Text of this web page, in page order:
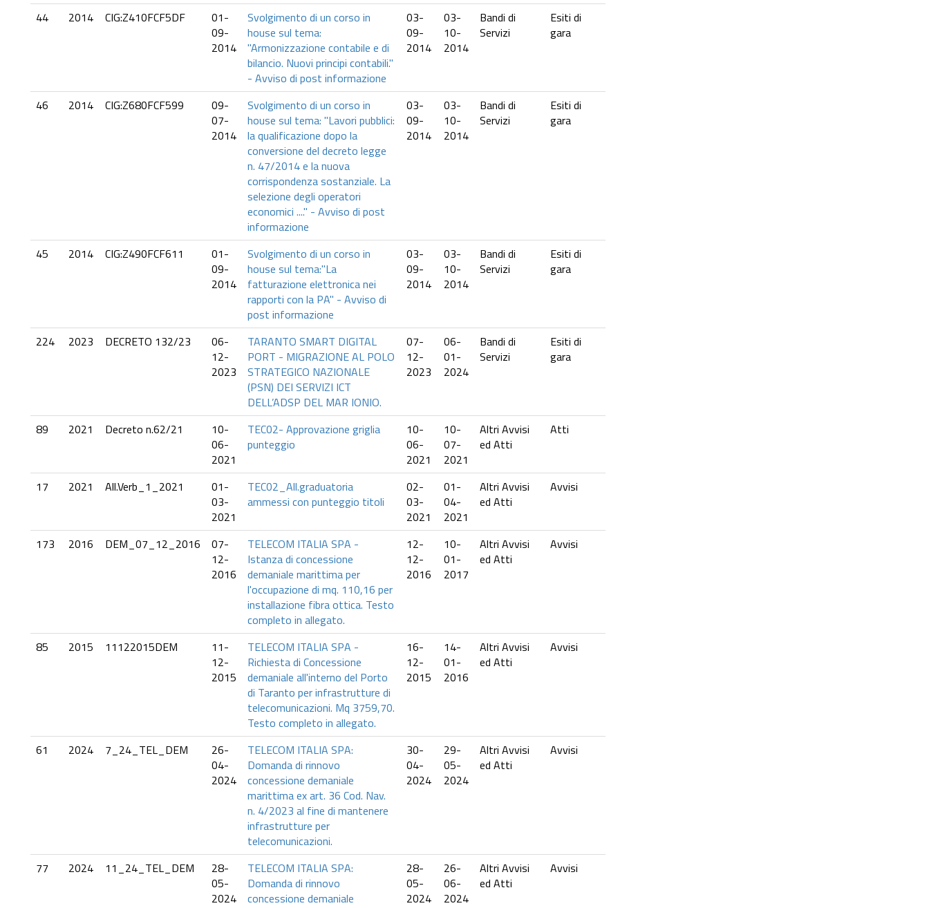
44 2014 CIG:Z410FCF5DF
01-
09-
2014
Svolgimento di un corso in
house sul tema:
"Armonizzazione contabile e di
bilancio. Nuovi principi contabili."
- Avviso di post informazione
03-
09-
2014
03-
10-
2014
Bandi di
Servizi
Esiti di
gara
46 2014 CIG:Z680FCF599
09-
07-
2014
Svolgimento di un corso in
house sul tema: "Lavori pubblici:
la qualificazione dopo la
conversione del decreto legge
n. 47/2014 e la nuova
corrispondenza sostanziale. La
selezione degli operatori
economici ...." - Avviso di post
informazione
03-
09-
2014
03-
10-
2014
Bandi di
Servizi
Esiti di
gara
45 2014 CIG:Z490FCF611
01-
09-
2014
Svolgimento di un corso in
house sul tema:"La
fatturazione elettronica nei
rapporti con la PA" - Avviso di
post informazione
03-
09-
2014
03-
10-
2014
Bandi di
Servizi
Esiti di
gara
224 2023 DECRETO 132/23
06-
12-
2023
TARANTO SMART DIGITAL
PORT - MIGRAZIONE AL POLO
STRATEGICO NAZIONALE
(PSN) DEI SERVIZI ICT
DELL’ADSP DEL MAR IONIO.
07-
12-
2023
06-
01-
2024
Bandi di
Servizi
Esiti di
gara
89 2021 Decreto n.62/21
10-
06-
2021
TEC02- Approvazione griglia
punteggio
10-
06-
2021
10-
07-
2021
Altri Avvisi
ed Atti
Atti
17 2021 All.Verb_1_2021
01-
03-
2021
TEC02_All.graduatoria
ammessi con punteggio titoli
02-
03-
2021
01-
04-
2021
Altri Avvisi
ed Atti
Avvisi
173 2016 DEM_07_12_2016
07-
12-
2016
TELECOM ITALIA SPA -
Istanza di concessione
demaniale marittima per
l'occupazione di mq. 110,16 per
installazione fibra ottica. Testo
completo in allegato.
12-
12-
2016
10-
01-
2017
Altri Avvisi
ed Atti
Avvisi
85 2015 11122015DEM
11-
12-
2015
TELECOM ITALIA SPA -
Richiesta di Concessione
demaniale all'interno del Porto
di Taranto per infrastrutture di
telecomunicazioni. Mq 3759,70.
Testo completo in allegato.
16-
12-
2015
14-
01-
2016
Altri Avvisi
ed Atti
Avvisi
61 2024 7_24_TEL_DEM
26-
04-
2024
TELECOM ITALIA SPA:
Domanda di rinnovo
concessione demaniale
marittima ex art. 36 Cod. Nav.
n. 4/2023 al fine di mantenere
infrastrutture per
telecomunicazioni.
30-
04-
2024
29-
05-
2024
Altri Avvisi
ed Atti
Avvisi
77 2024 11_24_TEL_DEM
28-
05-
2024
TELECOM ITALIA SPA:
Domanda di rinnovo
concessione demaniale
28-
05-
2024
26-
06-
2024
Altri Avvisi
ed Atti
Avvisi